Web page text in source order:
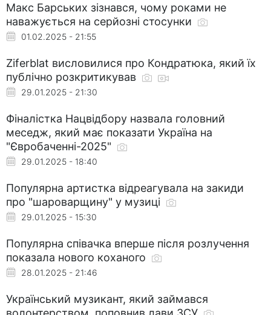
Макс Барських зізнався, чому роками не
наважується на серйозні стосунки
01.02.2025 - 21:55
Ziferblat висловилися про Кондратюка, який їх
публічно розкритикував
29.01.2025 - 21:30
Фіналістка Нацвідбору назвала головний
меседж, який має показати Україна на
"Євробаченні-2025"
29.01.2025 - 18:40
Популярна артистка відреагувала на закиди
про "шароварщину" у музиці
29.01.2025 - 15:30
Популярна співачка вперше після розлучення
показала нового коханого
28.01.2025 - 21:46
Український музикант, який займався